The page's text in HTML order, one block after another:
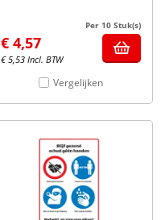
Per 10 Stuk(s)
€ 4,57
€5,53 Incl. BTW
Vergelijken